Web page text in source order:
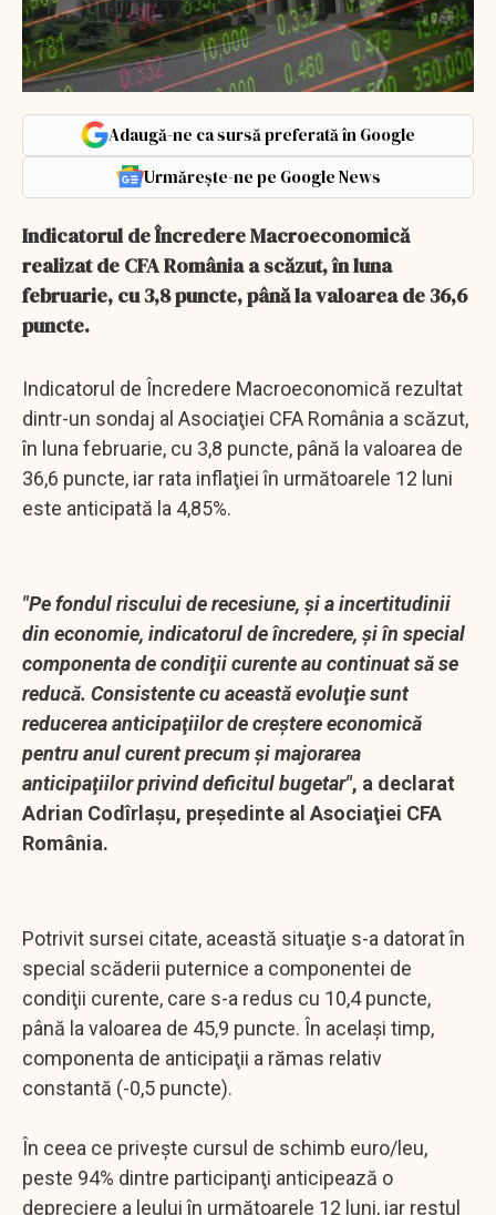
Adaugă-ne ca sursă preferată în Google
Urmărește-ne pe Google News
Indicatorul de Încredere Macroeconomică
realizat de CFA România a scăzut, în luna
februarie, cu 3,8 puncte, până la valoarea de 36,6
puncte.
Indicatorul de Încredere Macroeconomică rezultat
dintr-un sondaj al Asociaţiei CFA România a scăzut,
în luna februarie, cu 3,8 puncte, până la valoarea de
36,6 puncte, iar rata inflaţiei în următoarele 12 luni
este anticipată la 4,85%.
"Pe fondul riscului de recesiune, şi a incertitudinii
din economie, indicatorul de încredere, şi în special
componenta de condiţii curente au continuat să se
reducă. Consistente cu această evoluţie sunt
reducerea anticipaţiilor de creştere economică
pentru anul curent precum şi majorarea
anticipaţiilor privind deficitul bugetar", a declarat
Adrian Codîrlaşu, preşedinte al Asociaţiei CFA
România.
Potrivit sursei citate, această situaţie s-a datorat în
special scăderii puternice a componentei de
condiţii curente, care s-a redus cu 10,4 puncte,
până la valoarea de 45,9 puncte. În acelaşi timp,
componenta de anticipaţii a rămas relativ
constantă (-0,5 puncte).
În ceea ce priveşte cursul de schimb euro/leu,
peste 94% dintre participanţi anticipează o
depreciere a leului în următoarele 12 luni, iar restul